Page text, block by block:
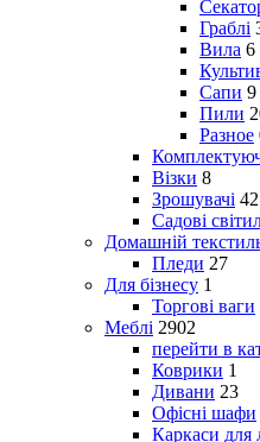
Граблі
Вила 6
Сапи 9
Пили
Разное
Візки 8
Зрошувачі 42
Садові
Домашній
Пледи 27
Для бізнесу 1
Торгові ваги
Меблі 2902
перейти в
Коврики 1
Дивани 23
Офісні шафи
Каркаси для